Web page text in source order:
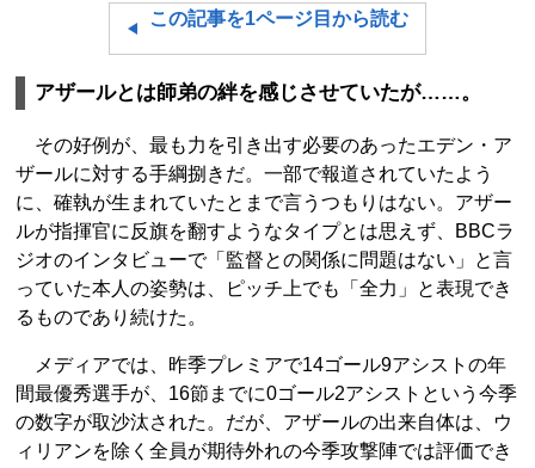
この記事を1ページ目から読む
アザールとは師弟の絆を感じさせていたが……。
その好例が、最も力を引き出す必要のあったエデン・ア
ザールに対する手綱捌きだ。一部で報道されていたよう
に、確執が生まれていたとまで言うつもりはない。アザー
ルが指揮官に反旗を翻すようなタイプとは思えず、BBCラ
ジオのインタビューで「監督との関係に問題はない」と言
っていた本人の姿勢は、ピッチ上でも「全力」と表現でき
るものであり続けた。
メディアでは、昨季プレミアで14ゴール9アシストの年
間最優秀選手が、16節までに0ゴール2アシストという今季
の数字が取沙汰された。だが、アザールの出来自体は、ウ
ィリアンを除く全員が期待外れの今季攻撃陣では評価でき